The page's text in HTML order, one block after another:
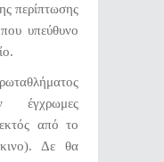
περίπτωσης
υπεύθυνο
έγχρωμες
από το
Δε θα